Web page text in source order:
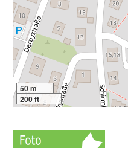
50 m
200 ft